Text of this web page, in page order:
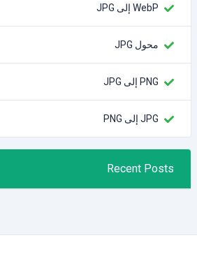
WebP إلى JPG
محول JPG
PNG إلى JPG
JPG إلى PNG
Recent Posts